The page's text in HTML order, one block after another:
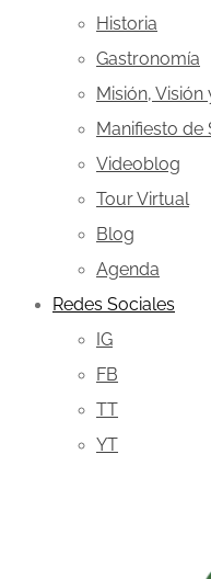
Historia
Gastronomía
Misión, Visión
Manifiesto de
Videoblog
Tour Virtual
Blog
Agenda
Redes Sociales
IG
FB
TT
YT